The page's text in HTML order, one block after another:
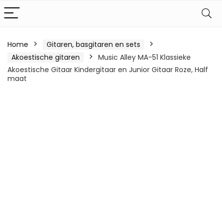
Home
Gitaren, basgitaren en sets
Akoestische gitaren
Music Alley MA-51 Klassieke
Akoestische Gitaar Kindergitaar en Junior Gitaar Roze, Half
maat